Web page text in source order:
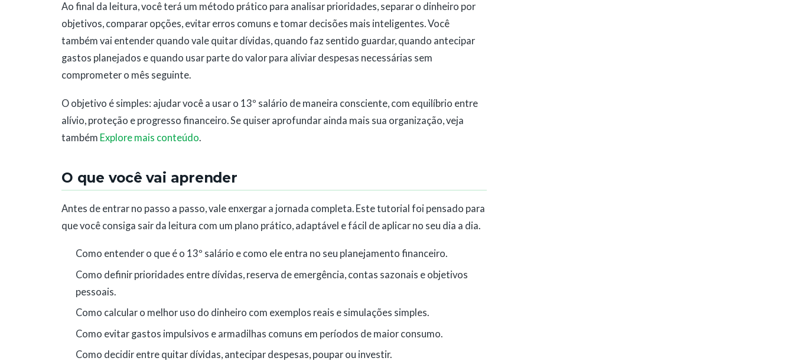
Ao final da leitura, você terá um método prático para analisar prioridades, separar o dinheiro por
objetivos, comparar opções, evitar erros comuns e tomar decisões mais inteligentes. Você
também vai entender quando vale quitar dívidas, quando faz sentido guardar, quando antecipar
gastos planejados e quando usar parte do valor para aliviar despesas necessárias sem
comprometer o mês seguinte.
O objetivo é simples: ajudar você a usar o 13º salário de maneira consciente, com equilíbrio entre
alívio, proteção e progresso financeiro. Se quiser aprofundar ainda mais sua organização, veja
também Explore mais conteúdo.
O que você vai aprender
Antes de entrar no passo a passo, vale enxergar a jornada completa. Este tutorial foi pensado para
que você consiga sair da leitura com um plano prático, adaptável e fácil de aplicar no seu dia a dia.
Como entender o que é o 13º salário e como ele entra no seu planejamento financeiro.
Como definir prioridades entre dívidas, reserva de emergência, contas sazonais e objetivos
pessoais.
Como calcular o melhor uso do dinheiro com exemplos reais e simulações simples.
Como evitar gastos impulsivos e armadilhas comuns em períodos de maior consumo.
Como decidir entre quitar dívidas, antecipar despesas, poupar ou investir.